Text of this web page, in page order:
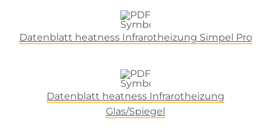
Datenblatt heatness Infrarotheizung Simpel Pro
Datenblatt heatness Infrarotheizung
Glas/Spiegel